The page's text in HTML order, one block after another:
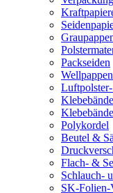
Packseiden
Polykordel
Beutel &
Flach- &
Schlauch-
SK-Folien-